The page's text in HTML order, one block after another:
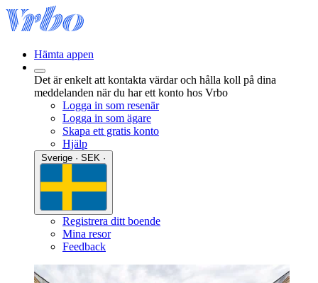
Hämta appen
Det är enkelt att kontakta värdar och hålla koll på dina
meddelanden när du har ett konto hos Vrbo
Logga in som resenär
Logga in som ägare
Skapa ett gratis konto
Hjälp
Registrera ditt boende
Mina resor
Feedback